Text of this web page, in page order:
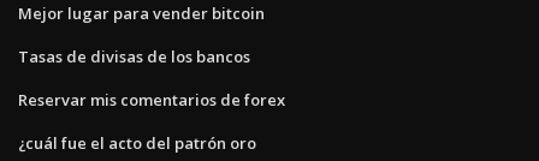
Mejor lugar para vender bitcoin
Tasas de divisas de los bancos
Reservar mis comentarios de forex
¿cuál fue el acto del patrón oro